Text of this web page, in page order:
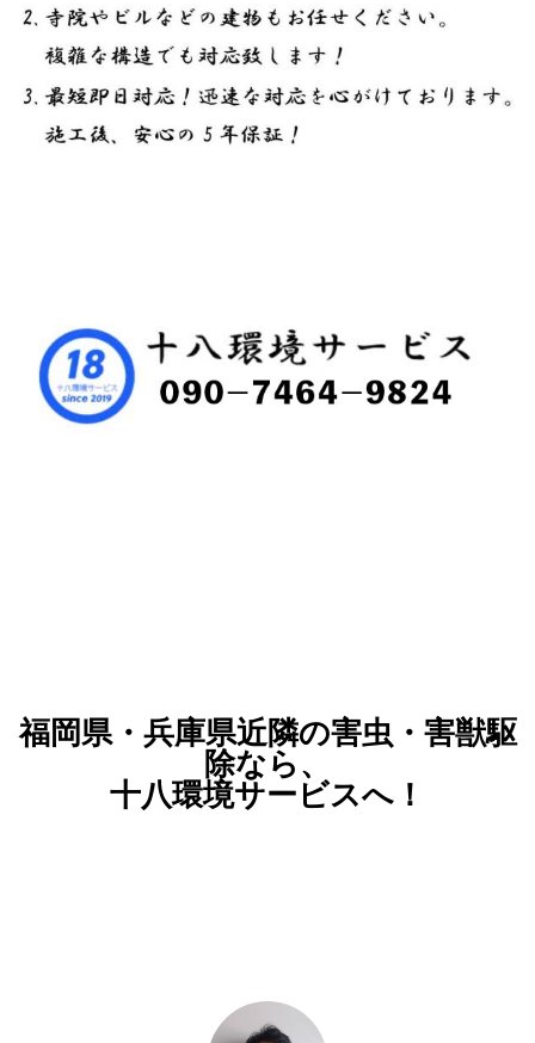
福岡県・兵庫県近隣の害虫・害獣駆
除なら、
十八環境サービスへ！